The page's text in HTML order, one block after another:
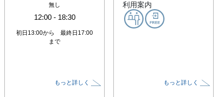
無し
12:00- 18:30
初日13:00から 最終日17:00
まで
もっと詳しく
利用案内
もっと詳しく